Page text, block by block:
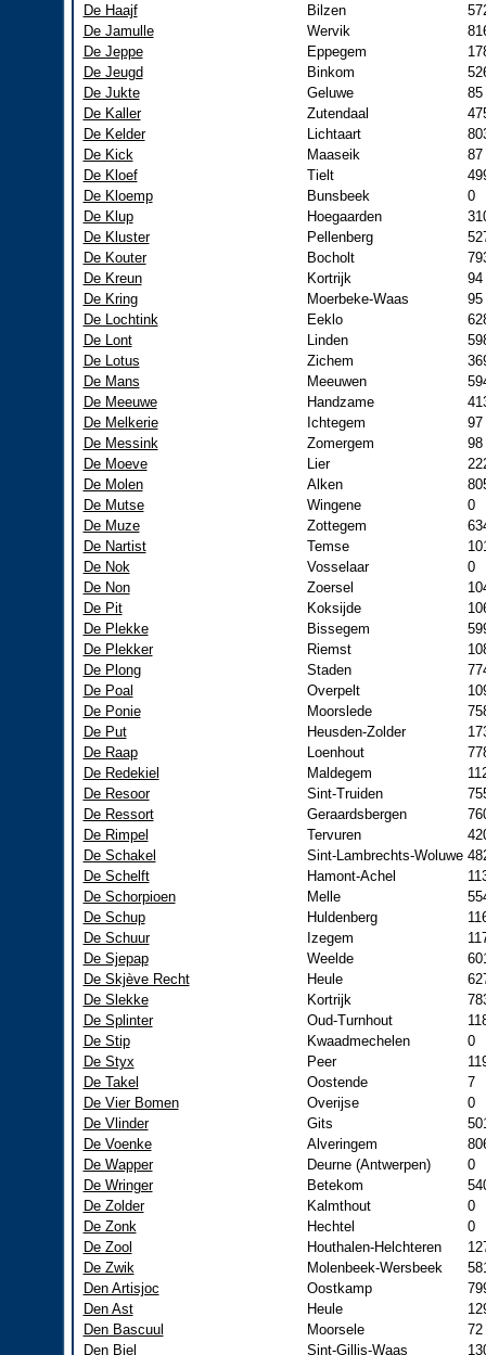
De Haajf
Bilzen
De Jamulle
Wervik
De Jeppe
Eppegem
De Jeugd
Binkom
De Jukte
Geluwe
85
De Kaller
Zutendaal
De Kelder
Lichtaart
De Kick
Maaseik
87
De Kloef
Tielt
De Kloemp
Bunsbeek
0
De Klup
Hoegaarden
De Kluster
Pellenberg
De Kouter
Bocholt
De Kreun
Kortrijk
94
De Kring
Moerbeke-Waas
95
De Lochtink
Eeklo
De Lont
Linden
De Lotus
Zichem
De Mans
Meeuwen
De Meeuwe
Handzame
De Melkerie
Ichtegem
97
De Messink
Zomergem
98
De Moeve
Lier
De Molen
Alken
De Mutse
Wingene
0
De Muze
Zottegem
De Nartist
Temse
De Nok
Vosselaar
0
De Non
Zoersel
De Pit
Koksijde
De Plekke
Bissegem
De Plekker
Riemst
De Plong
Staden
De Poal
Overpelt
De Ponie
Moorslede
De Put
Heusden-Zolder
De Raap
Loenhout
De Redekiel
Maldegem
De Resoor
Sint-Truiden
De Ressort
Geraardsbergen
De Rimpel
Tervuren
De Schakel
Sint-Lambrechts-Woluwe
De Schelft
Hamont-Achel
De Schorpioen
Melle
De Schup
Huldenberg
De Schuur
Izegem
De Sjepap
Weelde
De Skjève Recht
Heule
De Slekke
Kortrijk
De Splinter
Oud-Turnhout
De Stip
Kwaadmechelen
0
De Styx
Peer
De Takel
Oostende
7
De Vier Bomen
Overijse
0
De Vlinder
Gits
De Voenke
Alveringem
De Wapper
Deurne (Antwerpen)
0
De Wringer
Betekom
De Zolder
Kalmthout
0
De Zonk
Hechtel
0
De Zool
Houthalen-Helchteren
De Zwik
Molenbeek-Wersbeek
Den Artisjoc
Oostkamp
Den Ast
Heule
Den Bascuul
Moorsele
72
Den Biel
Sint-Gillis-Waas